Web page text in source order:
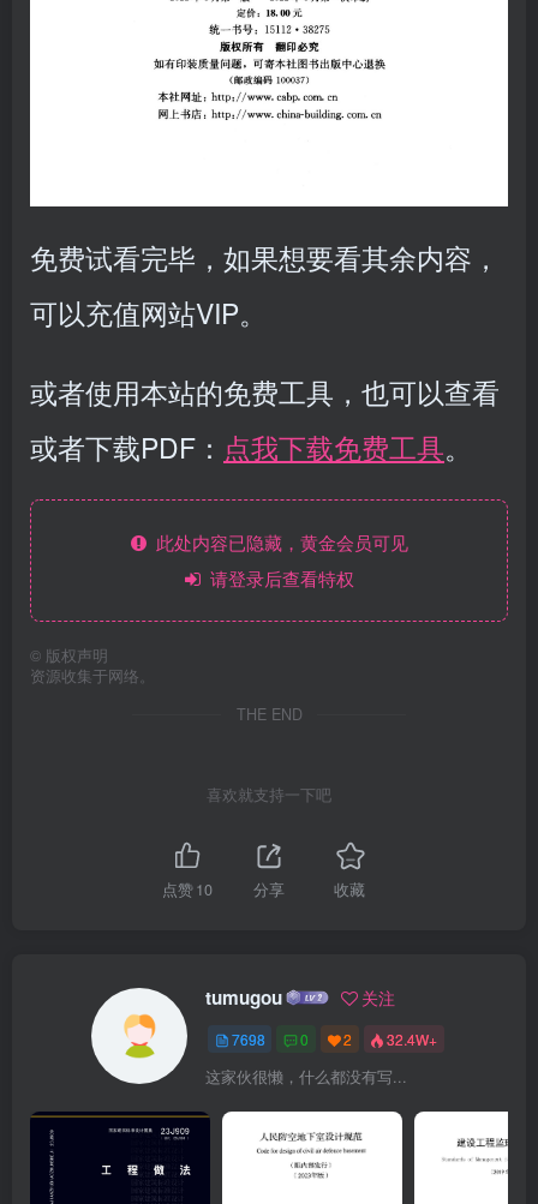
免费试看完毕，如果想要看其余内容，
可以充值网站VIP。
或者使用本站的免费工具，也可以查看
或者下载PDF： 点我下载免费工具。
此处内容已隐藏，黄金会员可见
请登录后查看特权
© 版权声明
资源收集于网络。
THE END
喜欢就支持一下吧
点赞10 分享 收藏
tumugou 关注
7698 0 2 32.4W+
这家伙很懒，什么都没有写...